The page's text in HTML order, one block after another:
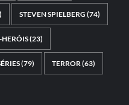
STEVEN SPIELBERG (74)
HERÓIS(23)
(79) TERROR(63)